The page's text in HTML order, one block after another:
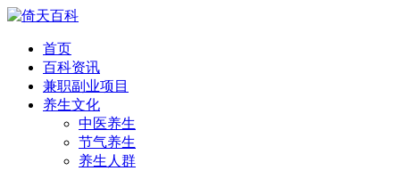
首页
百科资讯
兼职副业项目
养生文化
中医养生
节气养生
养生人群